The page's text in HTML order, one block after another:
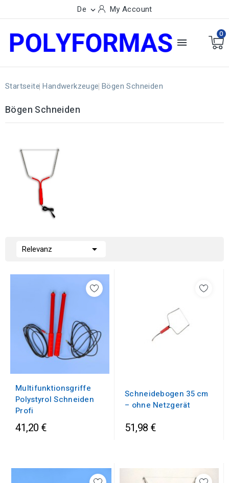
De  My Account

0
Startseite Handwerkzeuge Bögen Schneiden
Bögen Schneiden
Relevanz 
Multifunktionsgriffe
Polystyrol Schneiden
Profi
41,20 €
Schneidebogen 35 cm
– ohne Netzgerät
51,98 €